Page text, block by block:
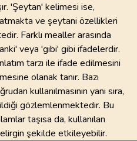
'Şeytan' kelimesi ise,
ve şeytani özellikleri
Farklı mealler arasında
veya 'gibi' gibi ifadelerdir.
tarzı ile ifade edilmesini
olanak tanır. Bazı
kullanılmasının yanı sıra,
gözlemlenmektedir. Bu
taşısa da, kullanılan
şekilde etkileyebilir.